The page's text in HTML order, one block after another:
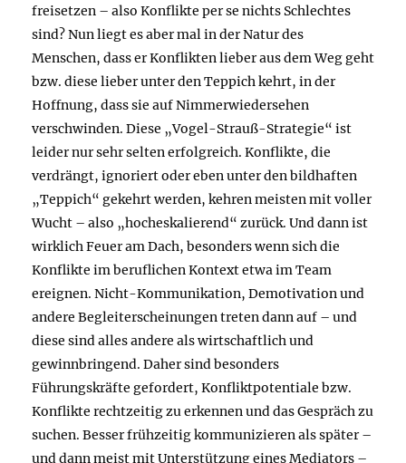
freisetzen – also Konflikte per se nichts Schlechtes
sind? Nun liegt es aber mal in der Natur des
Menschen, dass er Konflikten lieber aus dem Weg geht
bzw. diese lieber unter den Teppich kehrt, in der
Hoffnung, dass sie auf Nimmerwiedersehen
verschwinden. Diese „Vogel-Strauß-Strategie“ ist
leider nur sehr selten erfolgreich. Konflikte, die
verdrängt, ignoriert oder eben unter den bildhaften
„Teppich“ gekehrt werden, kehren meisten mit voller
Wucht – also „hocheskalierend“ zurück. Und dann ist
wirklich Feuer am Dach, besonders wenn sich die
Konflikte im beruflichen Kontext etwa im Team
ereignen. Nicht-Kommunikation, Demotivation und
andere Begleiterscheinungen treten dann auf – und
diese sind alles andere als wirtschaftlich und
gewinnbringend. Daher sind besonders
Führungskräfte gefordert, Konfliktpotentiale bzw.
Konflikte rechtzeitig zu erkennen und das Gespräch zu
suchen. Besser frühzeitig kommunizieren als später –
und dann meist mit Unterstützung eines Mediators –